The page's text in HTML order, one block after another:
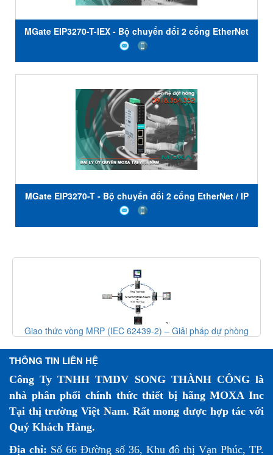
MGate EIP3270-T-IEX - Bộ chuyển đổi 2 cổng EtherNet
/ IP sang DF1 - Chứng nhận IECEx - Nhiệt độ hoạt
động -40 đến 75 ° C - Moxa Việt Nam
MGate EIP3270-T - Bộ chuyển đổi 2 cổng EtherNet / IP
sang DF1 - Nhiệt độ hoạt động -40 đến 75 ° C - Moxa
Việt Nam
Moxa ra mắt switch Ethernet băng thông cao MRX-Q/
THÔNG TIN LIÊN HỆ
Công Ty TNHH TMDV SONG THÀNH CÔNG là
nhà phân phối chính thức thiết bị hãng MOXA Inc
Tại thị trường Việt Nam. Rất mong được hợp tác với
Quý Khách Hàng.
Địa chỉ: Số 66 Đường số 36, Khu đô thị Vạn Phúc, TP.